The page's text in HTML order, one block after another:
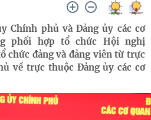
Chính phủ và Đảng ủy các cơ
phối hợp tổ chức Hội nghị
chức đảng và đảng viên từ trực
về trực thuộc Đảng ủy các cơ